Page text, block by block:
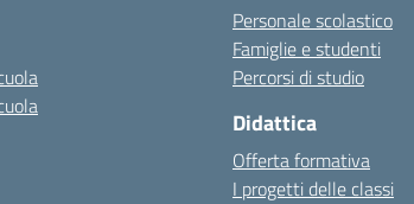
Personale scolastico
Famiglie e studenti
Percorsi di studio
Didattica
Offerta formativa
I progetti delle classi